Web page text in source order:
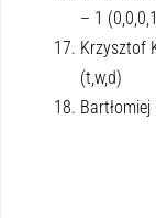
– 1
Krzysztof
(t,w,d)